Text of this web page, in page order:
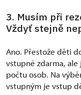
3. Musím při
Vždyť stejně
Ano. Přestože děti
vstupné zdarma,
počtu osob. Na
vstupným je vstup